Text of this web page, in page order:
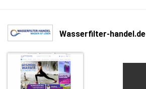
Wasserfilter-handel.de